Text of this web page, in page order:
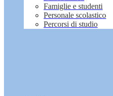
Famiglie e studenti
Personale scolastico
Percorsi di studio